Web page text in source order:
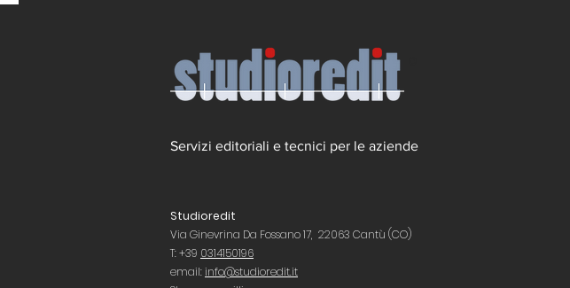
Servizi editoriali e tecnici per le aziende
Studioredit
Via Ginevrina Da Fossano 17, 22063 Cantù (CO)
T: +39 0314150196
email: info@studioredit.it